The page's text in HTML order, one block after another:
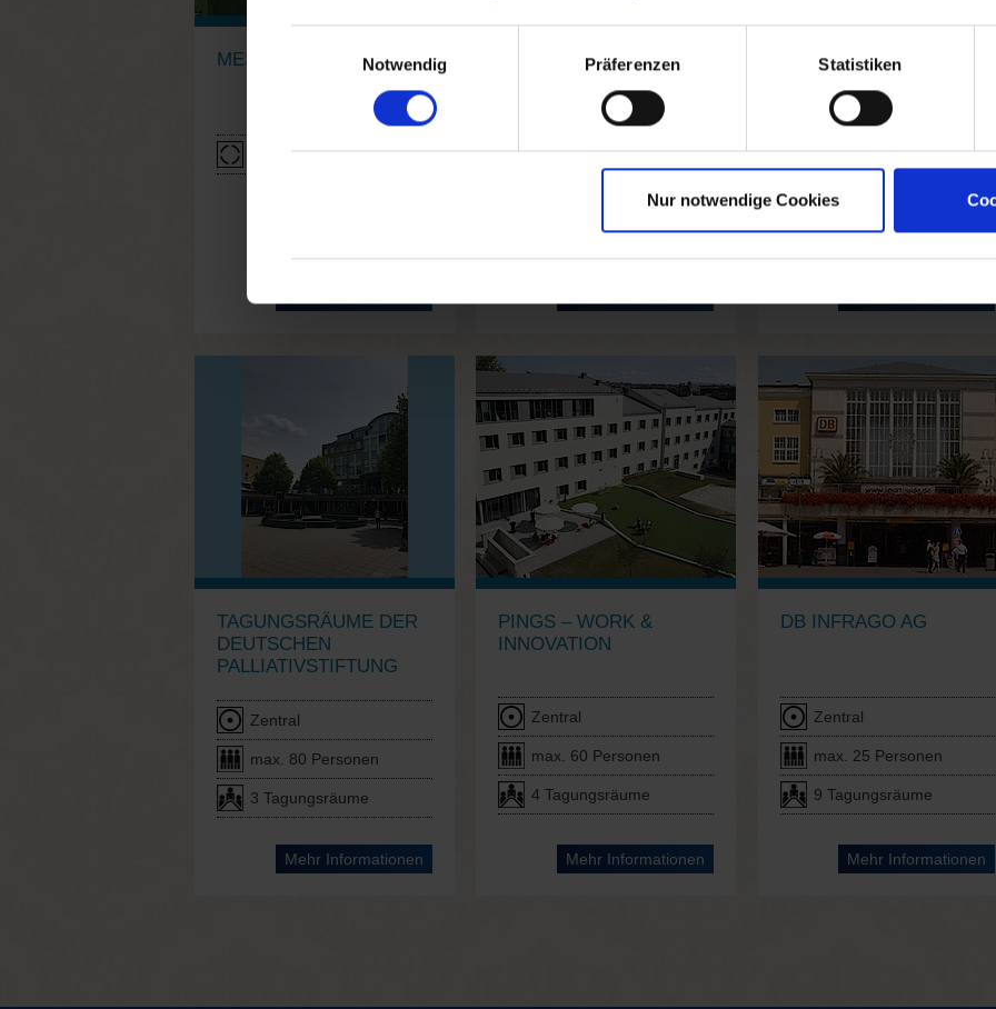
Notwendig
Präferenzen Statistiken
Nur notwendige Cookies
MESSE-GALERIE
Stadtrand
ITZ FULDA
Zentral
max. 170 Personen
4 Tagungsräume
BONIFATIUSHAUS
Stadtrand 65
max. 150 Personen
11 Tagungsräume
TAGUNGSRÄUME DER
DEUTSCHEN
PALLIATIVSTIFTUNG
Zentral
max. 80 Personen
3 Tagungsräume
Mehr Informationen
PINGS – WORK &
INNOVATION
Zentral
max. 60 Personen
4 Tagungsräume
Mehr Informationen
DB INFRAGO AG
Zentral
max. 25 Personen
9 Tagungsräume
Mehr Informationen